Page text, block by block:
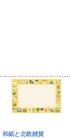
和紙と北欧雑貨